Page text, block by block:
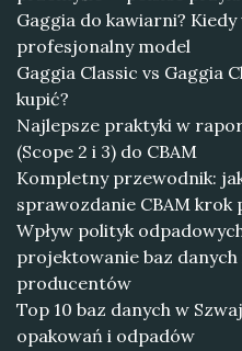
Gaggia do kawiarni?
profesjonalny model
Gaggia Classic vs Gaggia
kupić?
Najlepsze praktyki w
(Scope 2 i 3) do CBAM
Kompletny przewodnik:
sprawozdanie CBAM krok
Wpływ polityk
projektowanie baz
producentów
Top 10 baz danych w
opakowań i odpadów